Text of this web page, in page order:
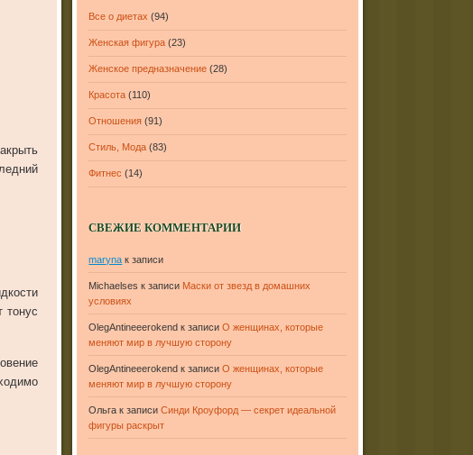
тонус
Все о диетах (94)
Женская фигура (23)
Женское предназначение (28)
Красота (110)
Отношения (91)
Стиль, Мода (83)
Фитнес (14)
СВЕЖИЕ КОММЕНТАРИИ
maryna к записи
Michaelses к записи Маски от звезд в домашних
условиях
OlegAntineeerokend к записиО женщинах, которые
меняют мир в лучшую сторону
OlegAntineeerokend к записиО женщинах, которые
меняют мир в лучшую сторону
Ольга к записиСинди Кроуфорд — секрет идеальной
фигуры раскрыт